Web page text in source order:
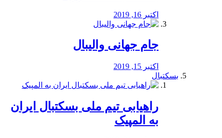
اکتبر 16, 2019
جام جهانی والیبال
اکتبر 15, 2019
بسکتبال
راهیابی تیم ملی بسکتبال ایران
به المپیک